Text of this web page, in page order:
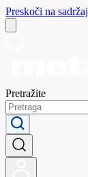
Preskoči na sadržaj
Pretražite